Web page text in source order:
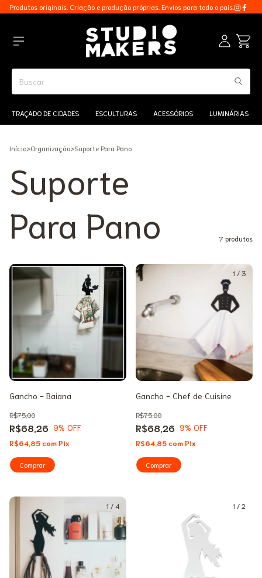
Produtos originais. Criação e produção próprias. Envios para todo o país.
TRAÇADO DE CIDADES ESCULTURAS ACESSÓRIOS LUMINÁRIAS
Início>Organização>Suporte Para Pano
Suporte
Para Pano
7 produtos
1 / 3
Gancho - Baiana
R$68,26
R$75,00
9% OFF
R$64,85 com Pix
1 / 3
Gancho - Chef de Cuisine
R$68,26
R$75,00
9% OFF
R$64,85 com Pix
1 / 4 1 / 2